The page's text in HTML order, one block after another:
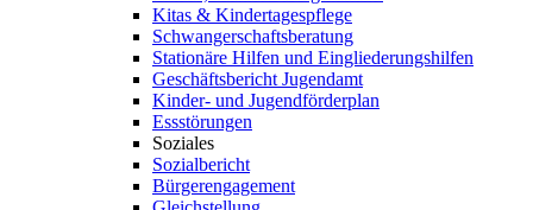
Kitas & Kindertagespflege
Schwangerschaftsberatung
Stationäre Hilfen und Eingliederungshilfen
Geschäftsbericht Jugendamt
Kinder- und Jugendförderplan
Essstörungen
Soziales
Sozialbericht
Bürgerengagement